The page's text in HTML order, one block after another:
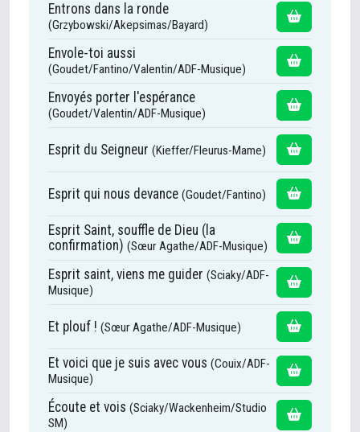
Entrons dans la ronde
(Grzybowski/Akepsimas/Bayard)
Envole-toi aussi
(Goudet/Fantino/Valentin/ADF-Musique)
Envoyés porter l'espérance
(Goudet/Valentin/ADF-Musique)
Esprit du Seigneur (Kieffer/Fleurus-Mame)
Esprit qui nous devance (Goudet/Fantino)
Esprit Saint, souffle de Dieu (la
confirmation) (Sœur Agathe/ADF-Musique)
Esprit saint, viens me guider (Sciaky/ADF-
Musique)
Et plouf ! (Sœur Agathe/ADF-Musique)
Et voici que je suis avec vous (Couix/ADF-
Musique)
Écoute et vois (Sciaky/Wackenheim/Studio
SM)